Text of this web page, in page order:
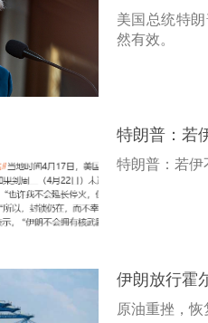
美国总统特
然有效。
特朗普：若
特朗普：若伊
伊朗放行霍
原油重挫，恢